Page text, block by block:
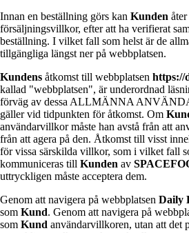
Innan en beställning görs kan Kunden
försäljningsvillkor, efter att ha verifierat
beställning. I vilket fall som helst är de
tillgängliga längst ner på webbplatsen.
Kundens åtkomst till webbplatsen https://
kallad "webbplatsen", är underordnad
förväg av dessa ALLMÄNNA
gäller vid tidpunkten för åtkomst. Om
användarvillkor måste han avstå från att
från att agera på den. Åtkomst till visst
för vissa särskilda villkor, som i vilket fall
kommuniceras till Kunden av
uttryckligen måste acceptera dem.
Genom att navigera på webbplatsen Daily
som Kund. Genom att navigera på
som Kund användarvillkoren, utan att det